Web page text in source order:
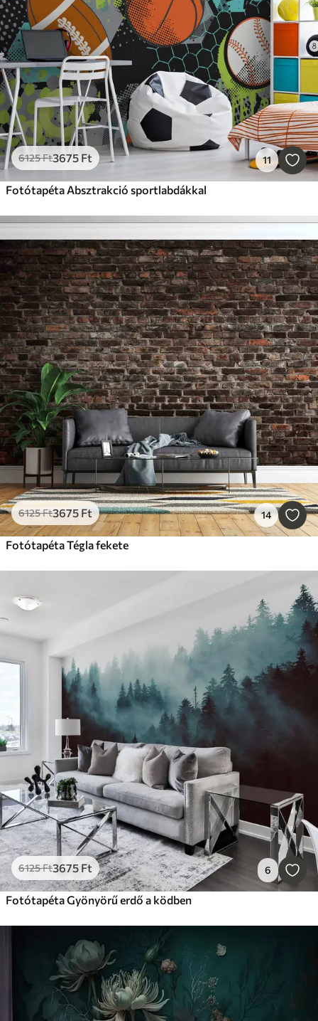
6125Ft3675 Ft 11
Fotótapéta Absztrakció sportlabdákkal
6125Ft3675 Ft 14
Fotótapéta Tégla fekete
6125Ft3675 Ft 6
Fotótapéta Gyönyörű erdő a ködben